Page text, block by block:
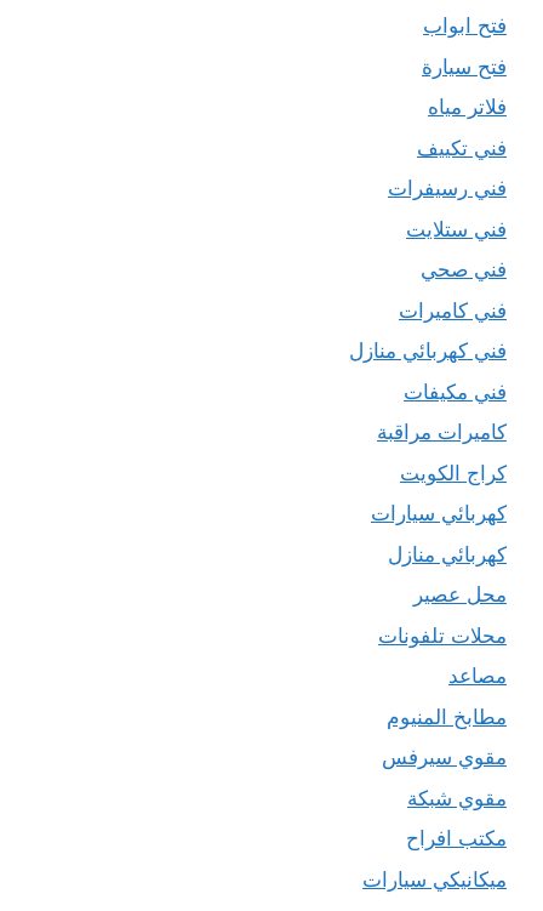
فتح ابواب
فتح سيارة
فلاتر مياه
فني تكييف
فني رسيفرات
فني ستلايت
فني صحي
فني كاميرات
فني كهربائي منازل
فني مكيفات
كاميرات مراقبة
كراج الكويت
كهربائي سيارات
كهربائي منازل
محل عصير
محلات تلفونات
مصاعد
مطابخ المنيوم
مقوي سيرفس
مقوي شبكة
مكتب افراح
ميكانيكي سيارات